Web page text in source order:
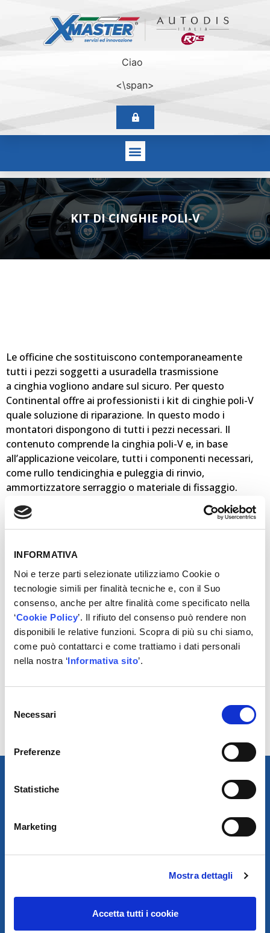
INFORMATIVA
Noi e terze parti selezionate utilizziamo Cookie o
tecnologie simili per finalità tecniche e, con il Suo
consenso, anche per altre finalità come specificato nella
‘Cookie Policy’. Il rifiuto del consenso può rendere non
disponibili le relative funzioni. Scopra di più su chi siamo,
come può contattarci e come trattiamo i dati personali
nella nostra ‘Informativa sito’.
delNecessari
Preferenze
Statistiche
Marketing
Mostra dettagli
Accetta tutti i cookie
Ciao
<\span>
KIT DI CINGHIE POLI-V
Le officine che sostituiscono contemporaneamente
tutti i pezzi soggetti a usuradella trasmissione
a cinghia vogliono andare sul sicuro. Per questo
Continental offre ai professionisti i kit di cinghie poli-V
quale soluzione di riparazione. In questo modo i
montatori dispongono di tutti i pezzi necessari. Il
contenuto comprende la cinghia poli-V e, in base
all’applicazione veicolare, tutti i componenti necessari,
come rullo tendicinghia e puleggia di rinvio,
ammortizzatore serraggio o materiale di fissaggio.
La qualità dei componenti risalta dai dettagli, ad
esempio dai cuscinetti scanalati impiegati.
Questi cuscinetti, alla luce della grande capacità di
volumi maggiori di riserva di grasso e, pertanto, operano
in modo particolarmente
affidabile e silenzioso.
Contenuto
– Cinghia poli-V
– Rullo tendicinghia e puleggia di rinvio
– Ammortizzatore serraggio
– Materiale di fissaggio
– Assegnazione precisa al veicolo
– Qualità originale
DI TELEASSISTENZA